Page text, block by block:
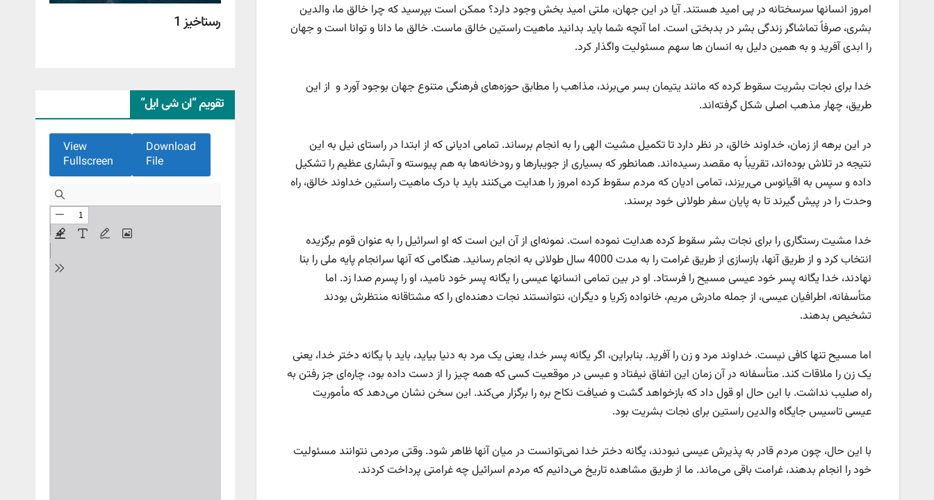
امروز انسانها سرسختانه در پی امید هستند. آیا در این جهان، ملتی امید بخش وجود دارد؟ ممکن است بپرسید که چرا خالق ما، والدین
بشری، صرفاً تماشاگر زندگی بشر در بدبختی است. اما آنچه شما باید بدانید ماهیت راستین خالق ماست. خالق ما دانا و توانا است و جهان
را ابدی آفرید و به همین دلیل به انسان ها سهم مسئولیت واگذار کرد.
خدا برای نجات بشریت سقوط کرده که مانند یتیمان بسر می‌برند، مذاهب را مطابق حوزه‌های فرهنگی متنوع جهان بوجود آورد و از این
طریق، چهار مذهب اصلی شکل گرفته‌اند.
در این برهه از زمان، خداوند خالق، در نظر دارد تا تکمیل مشیت الهی را به انجام برساند. تمامی ادیانی که از ابتدا در راستای نیل به این
نتیجه در تلاش بوده‌اند، تقریباً به مقصد رسیده‌اند. همانطور که بسیاری از جویبارها و رودخانه‌ها به هم پیوسته و آبشاری عظیم را تشکیل
داده و سپس به اقیانوس می‌ریزند، تمامی ادیان که مردم سقوط کرده امروز را هدایت می‌کنند باید با درک ماهیت راستین خداوند خالق، راه
وحدت را در پیش گیرند تا به پایان سفر طولانی خود برسند.
خدا مشیت رستگاری را برای نجات بشر سقوط کرده هدایت نموده است. نمونه‌ای از آن این است که او اسرائیل را به عنوان قوم برگزیده
انتخاب کرد و از طریق آنها، بازسازی از طریق غرامت را به مدت 4000 سال طولانی به انجام رسانید. هنگامی که آنها سرانجام پایه ملی را بنا
نهادند، خدا یگانه پسر خود عیسی مسیح را فرستاد. او در بین تمامی انسانها عیسی را یگانه پسر خود نامید، او را پسرم صدا زد. اما
متأسفانه، اطرافیان عیسی، از جمله مادرش مریم، خانواده زکریا و دیگران، نتوانستند نجات دهنده‌ای را که مشتاقانه منتظرش بودند
تشخیص بدهند.
اما مسیح تنها کافی نیست. خداوند مرد و زن را آفرید. بنابراین، اگر یگانه پسر خدا، یعنی یک مرد به دنیا بیاید، باید با یگانه دختر خدا، یعنی
یک زن را ملاقات کند. متأسفانه در آن زمان این اتفاق نیفتاد و عیسی در موقعیت کسی که همه چیز را از دست داده بود، چاره‌ای جز رفتن به
راه صلیب نداشت. با این حال او قول داد که بازخواهد گشت و ضیافت نکاح بره را برگزار می‌کند. این سخن نشان می‌دهد که مأموریت
عیسی تاسیس جایگاه والدین راستین برای نجات بشریت بود.
با این حال، چون مردم قادر به پذیرش عیسی نبودند، یگانه دختر خدا نمی‌توانست در میان آنها ظاهر شود. وقتی مردمی نتوانند مسئولیت
خود را انجام بدهند، غرامت باقی می‌ماند. ما از طریق مشاهده تاریخ می‌دانیم که مردم اسرائیل چه غرامتی پرداخت کردند.
رستاخیز 1
تقویم ”ان شی ایل“
Download
File
View
Fullscreen